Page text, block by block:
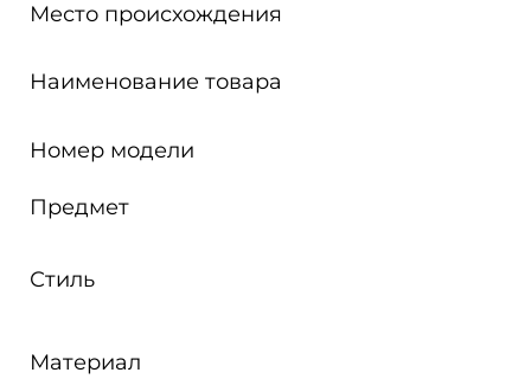
Место происхождения
Наименование товара
Номер модели
Предмет
Стиль
Материал